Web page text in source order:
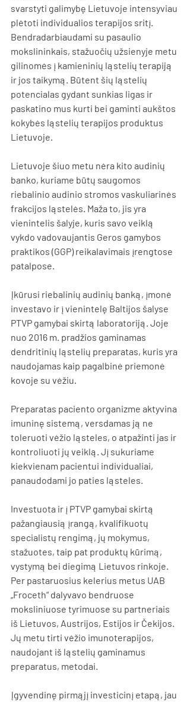
svarstyti galimybę Lietuvoje intensyviau
plėtoti individualios terapijos sritį.
Bendradarbiaudami su pasaulio
mokslininkais, stažuočių užsienyje metu
gilinomės į kamieninių ląstelių terapiją
ir jos taikymą. Būtent šių ląstelių
potencialas gydant sunkias ligas ir
paskatino mus kurti bei gaminti aukštos
kokybės ląstelių terapijos produktus
Lietuvoje.
Lietuvoje šiuo metu nėra kito audinių
banko, kuriame būtų saugomos
riebalinio audinio stromos vaskuliarinės
frakcijos ląstelės. Maža to, jis yra
vienintelis šalyje, kuris savo veiklą
vykdo vadovaujantis Geros gamybos
praktikos (GGP) reikalavimais įrengtose
patalpose.
Įkūrusi riebalinių audinių banką, įmonė
investavo ir į vienintelę Baltijos šalyse
PTVP gamybai skirtą laboratoriją. Joje
nuo 2016 m. pradžios gaminamas
dendritinių ląstelių preparatas, kuris yra
naudojamas kaip pagalbinė priemonė
kovoje su vėžiu.
Preparatas paciento organizme aktyvina
imuninę sistemą, versdamas ją ne
toleruoti vėžio ląsteles, o atpažinti jas ir
kontroliuoti jų veiklą. Jį sukuriame
kiekvienam pacientui individualiai,
panaudodami jo paties ląsteles.
Investuota ir į PTVP gamybai skirtą
pažangiausią įrangą, kvalifikuotų
specialistų rengimą, jų mokymus,
stažuotes, taip pat produktų kūrimą,
vystymą bei diegimą Lietuvos rinkoje.
Per pastaruosius kelerius metus UAB
„Froceth“ dalyvavo bendruose
moksliniuose tyrimuose su partneriais
iš Lietuvos, Austrijos, Estijos ir Čekijos.
Jų metu tirti vėžio imunoterapijos,
naudojant iš ląstelių gaminamus
preparatus, metodai.
Įgyvendinę pirmąjį investicinį etapą, jau